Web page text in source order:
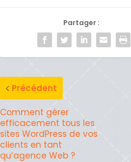
Partager :
Précédent
Comment gérer
efficacement tous les
sites WordPress de vos
clients en tant
qu’agence Web ?